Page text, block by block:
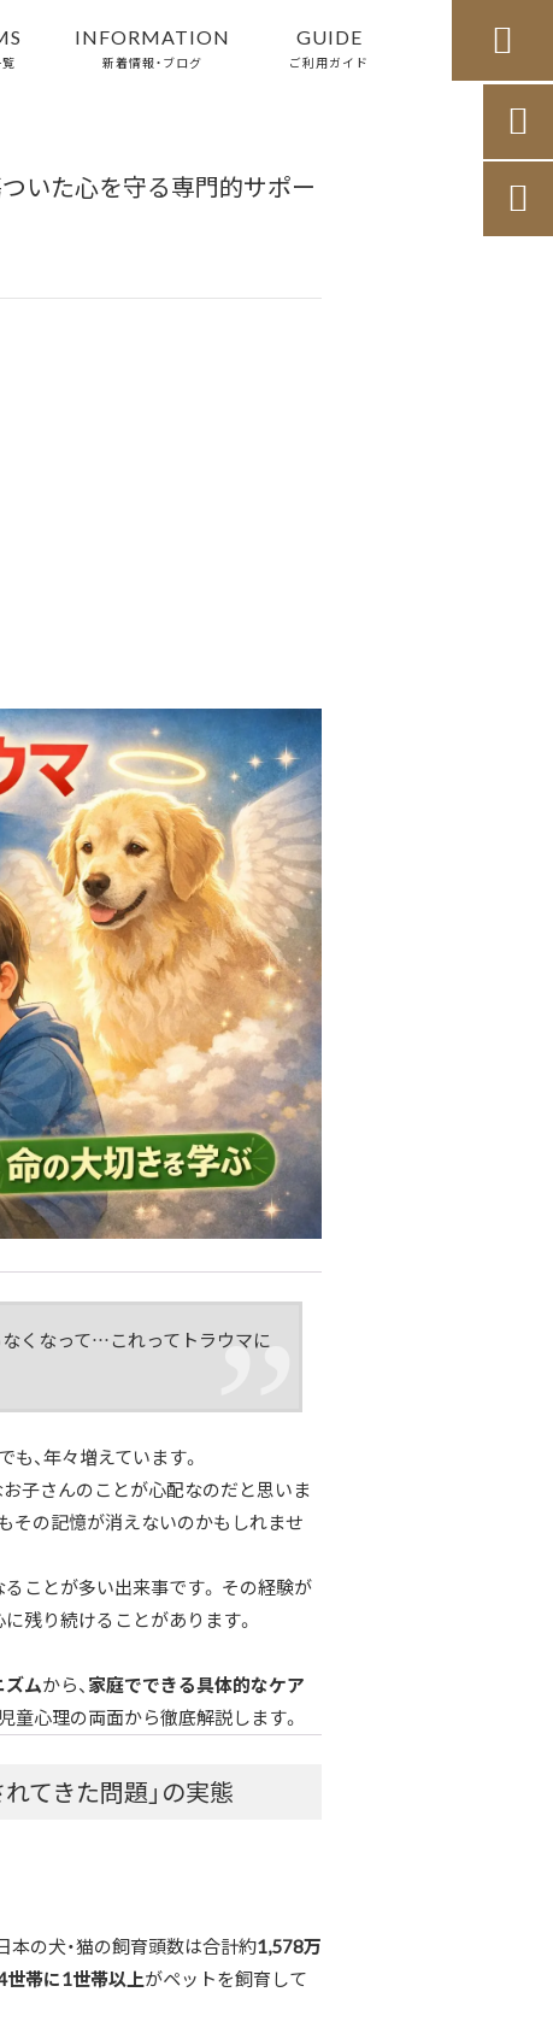
INFORMATION
新着情報・ブログ
GUIDE
ご利用ガイド

いた心を守る専門的サポー
なくなって…これってトラウマに
、年々増えています。
子さんのことが心配なのだと思いま
その記憶が消えないのかもしれませ
ることが多い出来事です。 その経験が
に残り続けることがあります。
ズムから、家庭でできる具体的なケア
童心理の両面から徹底解説します。
てきた問題」の実態
本の犬・猫の飼育頭数は合計約1,578万
世帯に1世帯以上がペットを飼育して

